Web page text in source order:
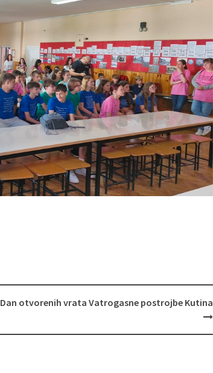
Dan otvorenih vrata Vatrogasne postrojbe Kutina